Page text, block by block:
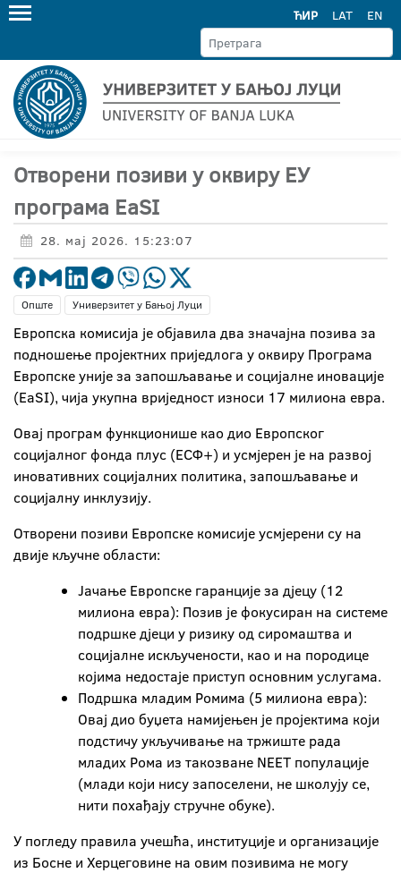
ЋИР LAT EN
Отворени позиви у оквиру ЕУ
програма EaSI
28. мај 2026. 15:23:07
Опште Универзитет у Бањој Луци
Европска комисија је објавила два значајна позива за
подношење пројектних приједлога у оквиру Програма
Европске уније за запошљавање и социјалне иновације
(EaSI), чија укупна вриједност износи 17 милиона евра.
Овај програм функционише као дио Европског
социјалног фонда плус (ЕСФ+) и усмјерен је на развој
иновативних социјалних политика, запошљавање и
социјалну инклузију.
Отворени позиви Европске комисије усмјерени су на
двије кључне области:
Јачање Европске гаранције за дјецу (12
милиона евра): Позив је фокусиран на системе
подршке дјеци у ризику од сиромаштва и
социјалне искључености, као и на породице
којима недостаје приступ основним услугама.
Подршка младим Ромима (5 милиона евра):
Овај дио буџета намијењен је пројектима који
подстичу укључивање на тржиште рада
младих Рома из такозване NEET популације
(млади који нису запоселени, не школују се,
нити похађају стручне обуке).
У погледу правила учешћа, институције и организације
из Босне и Херцеговине на овим позивима не могу